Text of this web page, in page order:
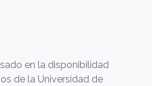
en la disponibilidad
de la Universidad de